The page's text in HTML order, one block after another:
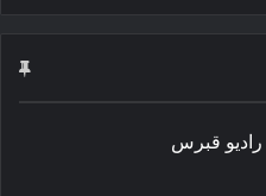
رادیو قبرس